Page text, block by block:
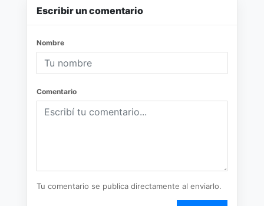
Escribir un comentario
Nombre
Comentario
Tu comentario se publica directamente al enviarlo.